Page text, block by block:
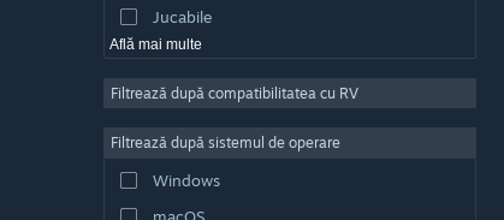
Jucabile
Află mai multe
Filtrează după compatibilitatea cu RV
Filtrează după sistemul de operare
Windows